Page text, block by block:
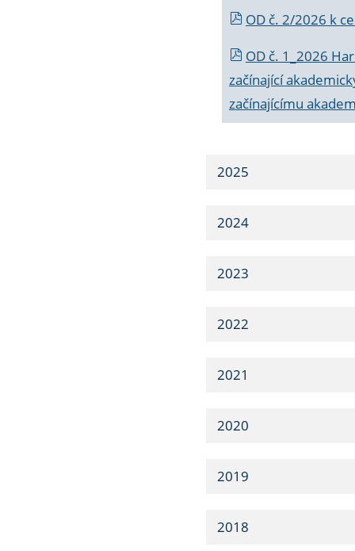
OD č. 2/2026 k
OD č. 1_2026
začínající
začínajícímu
2025
2024
2023
2022
2021
2020
2019
2018